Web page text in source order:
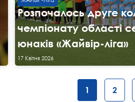
Розпочалось друге
чемпіонату області
юнаків «Жайвір-ліга»
17 Квітня 2026
1 2